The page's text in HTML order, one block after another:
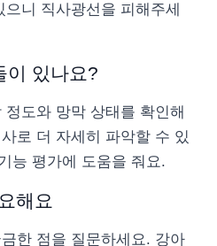
니 직사광선을 피해주세
이 있나요?
도와 망막 상태를 확인해
로 더 자세히 파악할 수 있
능 평가에 도움을 줘요.
해요
한 점을 질문하세요. 강아